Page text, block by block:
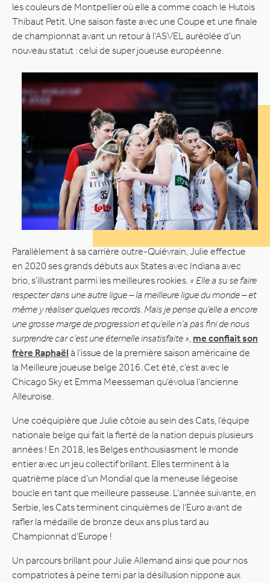
les couleurs de Montpellier où elle a comme coach le Hutois
Thibaut Petit. Une saison faste avec une Coupe et une finale
de championnat avant un retour à l’ASVEL auréolée d’un
nouveau statut : celui de super joueuse européenne.
Parallèlement à sa carrière outre-Quiévrain, Julie effectue
en 2020 ses grands débuts aux States avec Indiana avec
brio, s’illustrant parmi les meilleures rookies. « Elle a su se faire
respecter dans une autre ligue – la meilleure ligue du monde – et
même y réaliser quelques records. Mais je pense qu’elle a encore
une grosse marge de progression et qu’elle n’a pas fini de nous
surprendre car c’est une éternelle insatisfaite » me confiait son
frère Raphaël à l’issue de la première saison américaine de
la Meilleure joueuse belge 2016. Cet été, c’est avec le
Chicago Sky et Emma Meesseman qu’évolua l’ancienne
Alleuroise.
Une coéquipière que Julie côtoie au sein des Cats, l’équipe
nationale belge qui fait la fierté de la nation depuis plusieurs
années ! En 2018, les Belges enthousiasment le monde
entier avec un jeu collectif brillant. Elles terminent à la
quatrième place d’un Mondial que la meneuse liégeoise
boucle en tant que meilleure passeuse. L’année suivante, en
Serbie, les Cats terminent cinquièmes de l’Euro avant de
rafler la médaille de bronze deux ans plus tard au
Championnat d’Europe !
Un parcours brillant pour Julie Allemand ainsi que pour nos
compatriotes à peine terni par la désillusion nippone aux